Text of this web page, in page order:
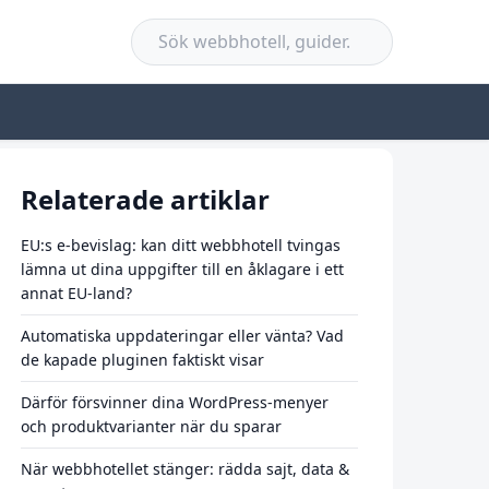
Relaterade artiklar
EU:s e-bevislag: kan ditt webbhotell tvingas
lämna ut dina uppgifter till en åklagare i ett
annat EU-land?
Automatiska uppdateringar eller vänta? Vad
de kapade pluginen faktiskt visar
Därför försvinner dina WordPress-menyer
och produktvarianter när du sparar
När webbhotellet stänger: rädda sajt, data &